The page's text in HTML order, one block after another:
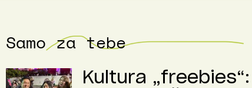
Samo za tebe
Kultura